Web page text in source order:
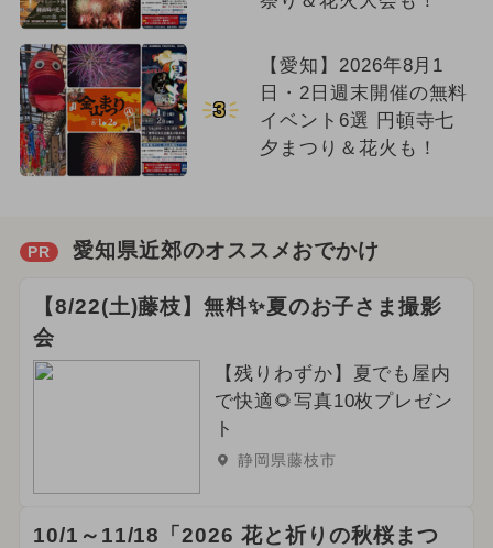
3
【愛知】2026年8月1
日・2日週末開催の無料
イベント6選 円頓寺七
夕まつり＆花火も！
PR 愛知県近郊のオススメおでかけ
【8/22(土)藤枝】無料✨夏のお子さま撮影
会
【残りわずか】夏でも屋内
で快適🌻写真10枚プレゼン
ト
静岡県藤枝市
10/1～11/18「2026 花と祈りの秋桜まつ